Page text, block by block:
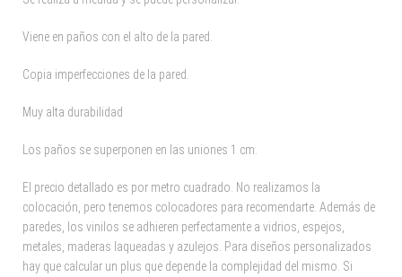
Viene en paños con el alto de la pared.
Copia imperfecciones de la pared.
Muy alta durabilidad
Los paños se superponen en las uniones 1 cm.
El precio detallado es por metro cuadrado. No realizamos la
colocación, pero tenemos colocadores para recomendarte. Además de
paredes, los vinilos se adhieren perfectamente a vidrios, espejos,
metales, maderas laqueadas y azulejos. Para diseños personalizados
hay que calcular un plus que depende la complejidad del mismo. Si